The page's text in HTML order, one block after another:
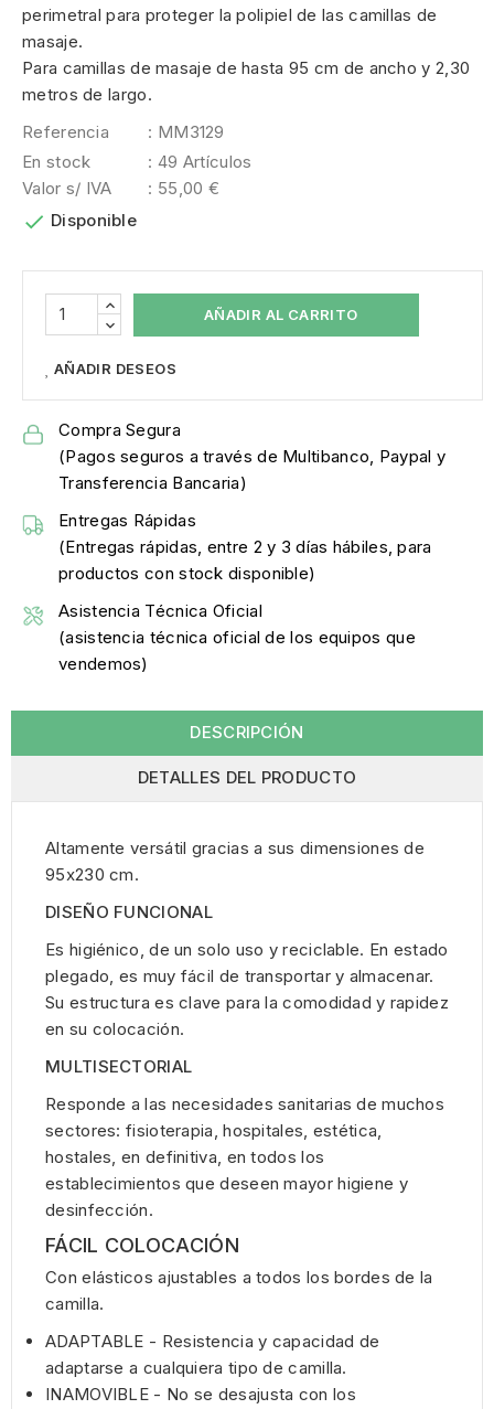
perimetral para proteger la polipiel de las camillas de
masaje.
Para camillas de masaje de hasta 95 cm de ancho y 2,30
metros de largo.
Referencia
: MM3129
En stock
: 49 Artículos
Valor s/ IVA
: 55,00 €
 Disponible
AÑADIR AL CARRITO
AÑADIR DESEOS
Compra Segura
(Pagos seguros a través de Multibanco, Paypal y
Transferencia Bancaria)
Entregas Rápidas
(Entregas rápidas, entre 2 y 3 días hábiles, para
productos con stock disponible)
Asistencia Técnica Oficial
(asistencia técnica oficial de los equipos que
vendemos)
DESCRIPCIÓN
DETALLES DEL PRODUCTO
Altamente versátil gracias a sus dimensiones de
95x230 cm.
DISEÑO FUNCIONAL
Es higiénico, de un solo uso y reciclable. En estado
plegado, es muy fácil de transportar y almacenar.
Su estructura es clave para la comodidad y rapidez
en su colocación.
MULTISECTORIAL
Responde a las necesidades sanitarias de muchos
sectores: fisioterapia, hospitales, estética,
hostales, en definitiva, en todos los
establecimientos que deseen mayor higiene y
desinfección.
FÁCIL COLOCACIÓN
Con elásticos ajustables a todos los bordes de la
camilla.
ADAPTABLE - Resistencia y capacidad de
adaptarse a cualquiera tipo de camilla.
INAMOVIBLE - No se desajusta con los